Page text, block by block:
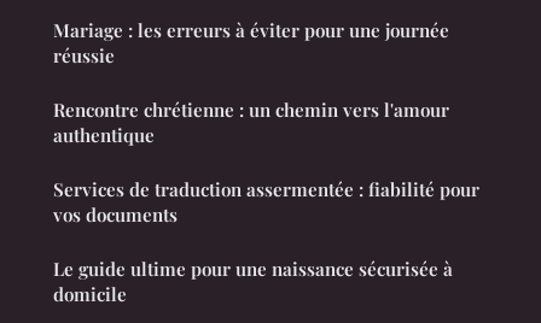
Mariage : les erreurs à éviter pour une journée
réussie
Rencontre chrétienne : un chemin vers l'amour
authentique
Services de traduction assermentée : fiabilité pour
vos documents
Le guide ultime pour une naissance sécurisée à
domicile